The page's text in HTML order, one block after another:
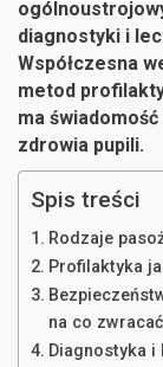
diagnostyki i
Współczesna
metod
ma
zdrowia pupili.
Spis treści
Rodzaje
Profilaktyka
na co
Diagnostyka